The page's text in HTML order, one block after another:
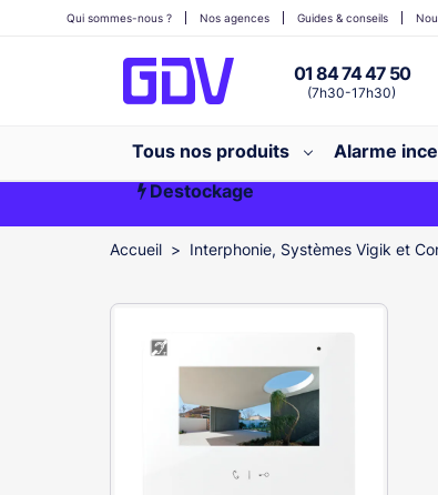
01 84 74 47 50
(7h30-17h30)
Qui sommes-nous ? Nos agences Guides & conseils
Tous nos produits Alarme
Destockage
Première
Accueil Interphonie, Systèmes Vigik et